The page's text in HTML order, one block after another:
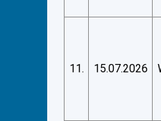
11. 15.07.2026